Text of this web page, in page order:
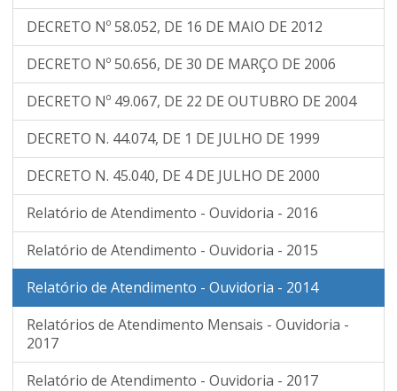
DECRETO Nº 58.052, DE 16 DE MAIO DE 2012
DECRETO Nº 50.656, DE 30 DE MARÇO DE 2006
DECRETO Nº 49.067, DE 22 DE OUTUBRO DE 2004
DECRETO N. 44.074, DE 1 DE JULHO DE 1999
DECRETO N. 45.040, DE 4 DE JULHO DE 2000
Relatório de Atendimento - Ouvidoria - 2016
Relatório de Atendimento - Ouvidoria - 2015
Relatório de Atendimento - Ouvidoria - 2014
Relatórios de Atendimento Mensais - Ouvidoria -
2017
Relatório de Atendimento - Ouvidoria - 2017